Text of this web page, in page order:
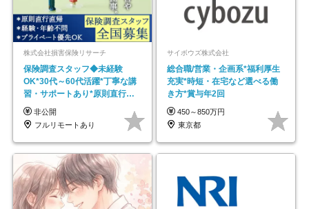
株式会社損害保険リサーチ
保険調査スタッフ◆未経験
OK*30代～60代活躍*丁寧な講
習・サポートあり*原則直行直
帰／全国募集・業務委託
非公開
フルリモートあり
サイボウズ株式会社
総合職/営業・企画系*福利厚生
充実*時短・在宅など選べる働
き方*賞与年2回
450～850万円
東京都